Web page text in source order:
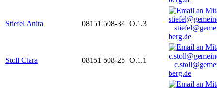
Stiefel Anita 08151 508-34 O.1.3
berg.de
Stoll Clara 08151 508-25 O.1.1
berg.de